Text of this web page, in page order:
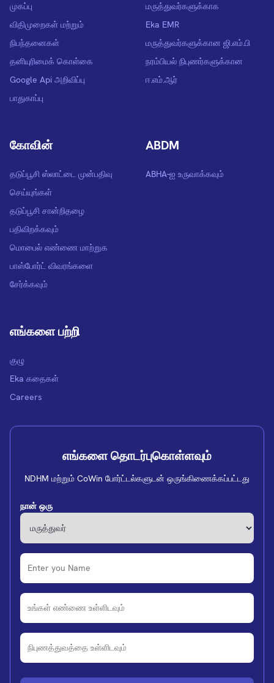
முகப்பு
விதிமுறைகள் மற்றும்
நிபந்தனைகள்
தனியுரிமைக் கொள்கை
Google Api அறிவிப்பு
பாதுகாப்பு
மருத்துவர்களுக்காக
Eka EMR
மருத்துவர்களுக்கான ஜி.எம்.பி
நரம்பியல் நிபுணர்களுக்கான
ஈ.எம்.ஆர்
கோவின்
தடுப்பூசி ஸ்லாட்டை முன்பதிவு
செய்யுங்கள்
தடுப்பூசி சான்றிதழை
பதிவிறக்கவும்
மொபைல் எண்ணை மாற்றுக
பாஸ்போர்ட் விவரங்களை
சேர்க்கவும்
ABDM
ABHA-ஐ உருவாக்கவும்
எங்களை பற்றி
குழு
Eka கதைகள்
Careers
எங்களை தொடர்புகொள்ளவும்
NDHM மற்றும் CoWin போர்ட்டல்களுடன் ஒருங்கிணைக்கப்பட்டது
நான் ஒரு